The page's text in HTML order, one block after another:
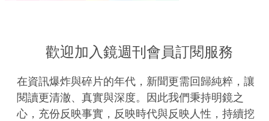
歡迎加入鏡週刊會員訂閱服務
在資訊爆炸與碎片的年代，新聞更需回歸純粹，讓
閱讀更清澈、真實與深度。因此我們秉持明鏡之
心，充份反映事實，反映時代與反映人性，持續挖